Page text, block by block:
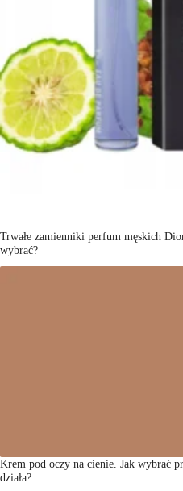
Trwałe zamienniki perfum męskich
wybrać?
Krem pod oczy na cienie. Jak wybrać
działa?